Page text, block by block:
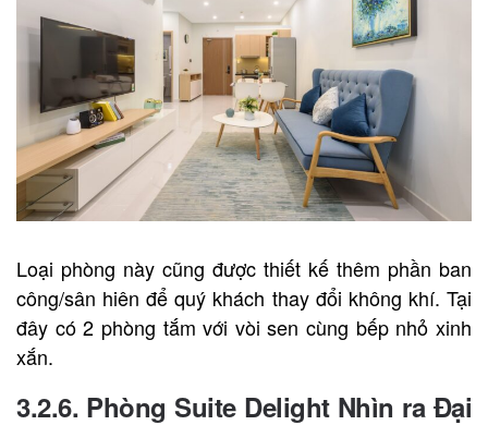
Loại phòng này cũng được thiết kế thêm phần ban
công/sân hiên để quý khách thay đổi không khí. Tại
đây có 2 phòng tắm với vòi sen cùng bếp nhỏ xinh
xắn.
3.2.6. Phòng Suite Delight Nhìn ra Đại